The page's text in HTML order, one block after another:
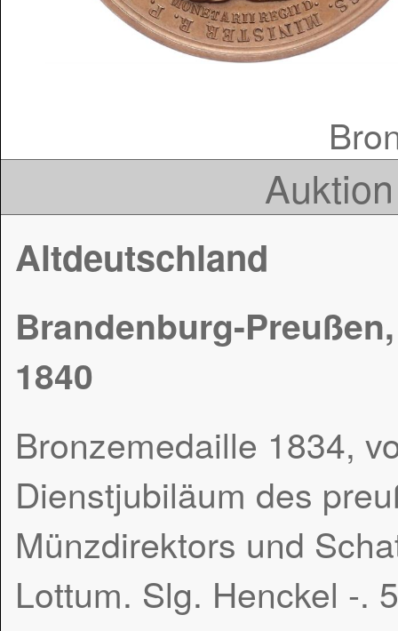
Altdeutschland
Brandenburg-
1840
Bronzemedaille 1834,
Dienstjubiläum des
Münzdirektors und
Lottum. Slg. Henckel -.